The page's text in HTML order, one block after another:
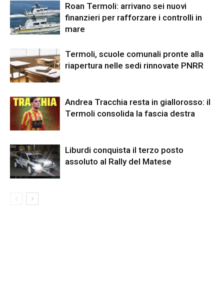
Roan Termoli: arrivano sei nuovi
finanzieri per rafforzare i controlli in
mare
Termoli, scuole comunali pronte alla
riapertura nelle sedi rinnovate PNRR
Andrea Tracchia resta in giallorosso: il
Termoli consolida la fascia destra
Liburdi conquista il terzo posto
assoluto al Rally del Matese